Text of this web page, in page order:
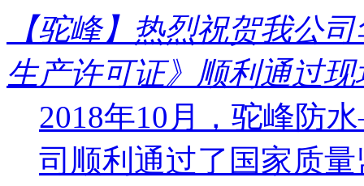
【驼峰】热烈祝贺我公
生产许可证》顺利通过
2018年10月，驼峰防
司顺利通过了国家质